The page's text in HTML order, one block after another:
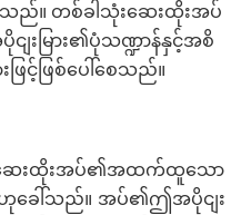
သည်။ တစ်ခါသုံးဆေးထိုးအပ်
ျးမြား၏ပုံသဏ္ဍာန်နှင့်အစိ
ြင့်ဖြစ်ပေါ်စေသည်။
ေးထိုးအပ်၏အထက်ထူသော
ဟုခေါ်သည်။ အပ်၏ဤအပိုငျး